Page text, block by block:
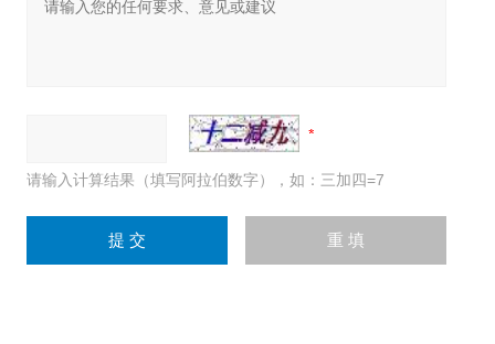
请输入计算结果（填写阿拉伯数字），如：三加四=7